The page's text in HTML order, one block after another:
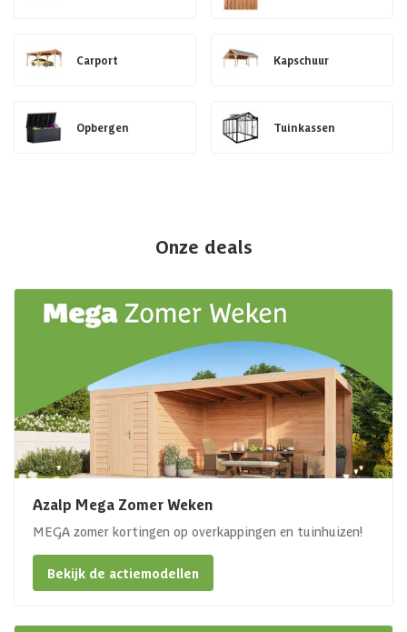
Carport Kapschuur
Opbergen Tuinkassen
Onze deals
Azalp Mega Zomer Weken
MEGA zomer kortingen op overkappingen en tuinhuizen!
Bekijk de actiemodellen